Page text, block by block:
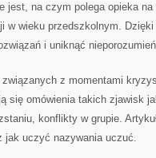
jest, na czym polega opieka
w wieku przedszkolnym. Dzięki
i uniknąć
z momentami
się omówienia takich zjawisk
konflikty w grupie.
jak uczyć nazywania uczuć.